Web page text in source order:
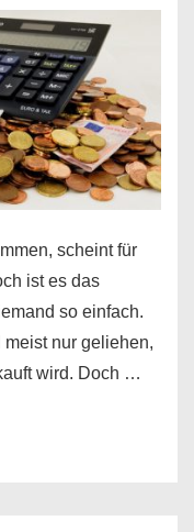
scheint für
ist es das
so einfach.
nur geliehen,
wird. Doch …